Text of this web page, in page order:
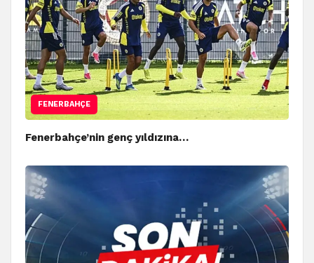
FENERBAHÇE
Fenerbahçe’nin genç yıldızına…